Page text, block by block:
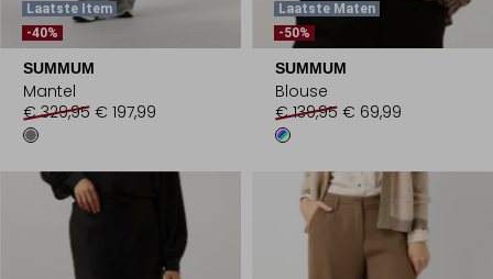
Laatste Item
-40%
SUMMUM
Mantel
€ 329,95 € 197,99
Laatste Maten
-50%
SUMMUM
Blouse
€ 139,95 € 69,99